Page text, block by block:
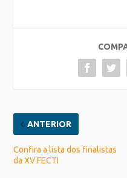
ANTERIOR
Confira a lista dos finalistas
da XV FECTI